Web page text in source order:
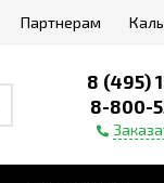
Партнерам
8 (495)
8-800-